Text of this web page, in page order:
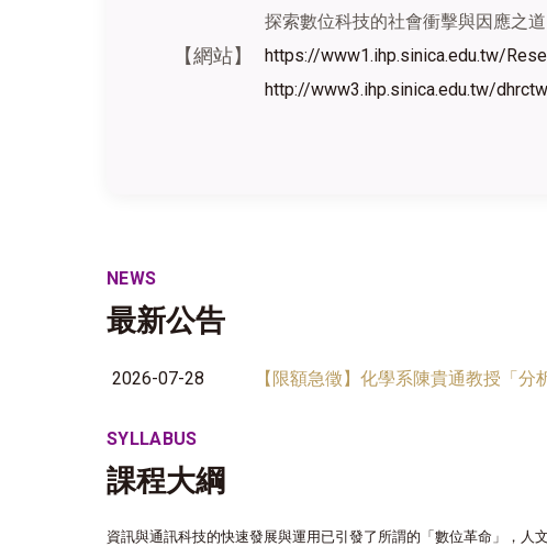
探索數位科技的社會衝擊與因應之道
【網站】
https://www1.ihp.sinica.edu.tw/
http://www3.ihp.sinica.edu.tw/
NEWS
最新公告
2026-07-28
【限額急徵】化學系陳貴通教授「
SYLLABUS
課程大綱
資訊與通訊科技的快速發展與運用已引發了所謂的「數位革命」，人